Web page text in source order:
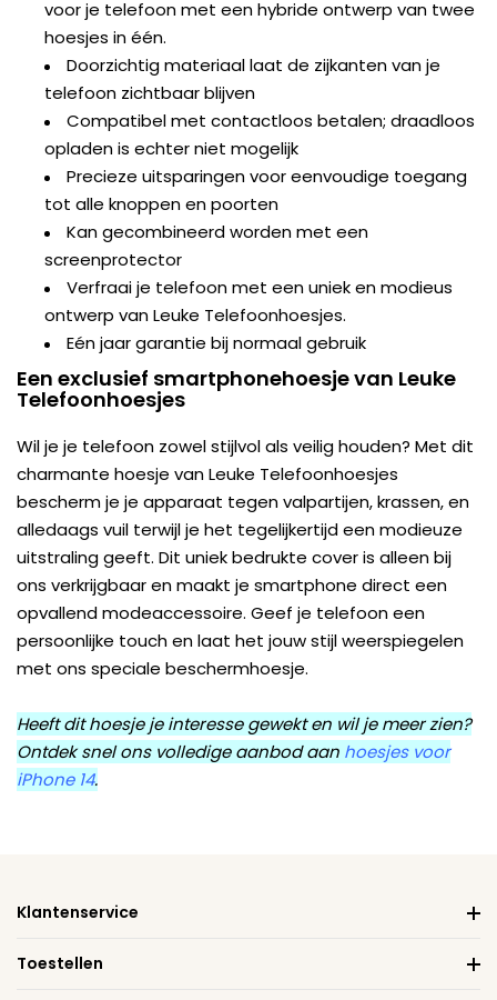
voor je telefoon met een hybride ontwerp van twee
hoesjes in één.
Doorzichtig materiaal laat de zijkanten van je
telefoon zichtbaar blijven
Compatibel met contactloos betalen; draadloos
opladen is echter niet mogelijk
Precieze uitsparingen voor eenvoudige toegang
tot alle knoppen en poorten
Kan gecombineerd worden met een
screenprotector
Verfraai je telefoon met een uniek en modieus
ontwerp van Leuke Telefoonhoesjes.
Eén jaar garantie bij normaal gebruik
Een exclusief smartphonehoesje van Leuke
Telefoonhoesjes
Wil je je telefoon zowel stijlvol als veilig houden? Met dit
charmante hoesje van Leuke Telefoonhoesjes
bescherm je je apparaat tegen valpartijen, krassen, en
alledaags vuil terwijl je het tegelijkertijd een modieuze
uitstraling geeft. Dit uniek bedrukte cover is alleen bij
ons verkrijgbaar en maakt je smartphone direct een
opvallend modeaccessoire. Geef je telefoon een
persoonlijke touch en laat het jouw stijl weerspiegelen
met ons speciale beschermhoesje.
Heeft dit hoesje je interesse gewekt en wil je meer zien?
Ontdek snel ons volledige aanbod aan hoesjes voor
iPhone 14.
Klantenservice
Toestellen